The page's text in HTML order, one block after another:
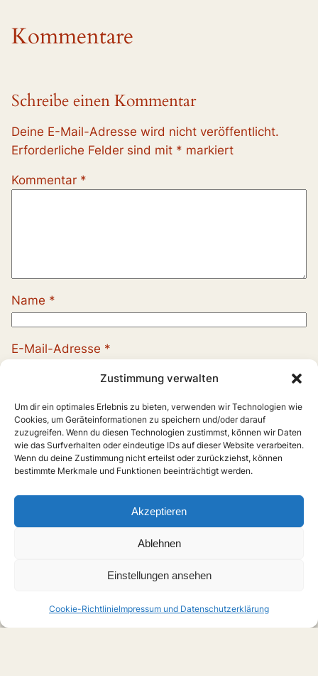
Zustimmung verwalten
Um dir ein optimales Erlebnis zu bieten, verwenden wir Technologien wie
Cookies, um Geräteinformationen zu speichern und/oder darauf
zuzugreifen. Wenn du diesen Technologien zustimmst, können wir Daten
wie das Surfverhalten oder eindeutige IDs auf dieser Website verarbeiten.
Wenn du deine Zustimmung nicht erteilst oder zurückziehst, können
bestimmte Merkmale und Funktionen beeinträchtigt werden.
Akzeptieren
Ablehnen
Einstellungen ansehen
Cookie-RichtlinieImpressum und Datenschutzerklärung
Kommentare
Schreibe einen Kommentar
Deine E-Mail-Adresse wird nicht veröffentlicht.
Erforderliche Felder sind mit * markiert
Kommentar *
Name *
E-Mail-Adresse *